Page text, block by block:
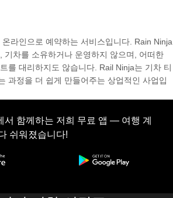
라인으로 예약하는 서비스입니다. Rain Ninja
기차를 소유하거나 운영하지 않으며, 어떠한
를 대리하지도 않습니다. Rail Ninja는 기차 티
과정을 더 쉽게 만들어주는 상업적인 사업입
서 함께하는 저희 무료 앱 — 여행 계
쉬워졌습니다!